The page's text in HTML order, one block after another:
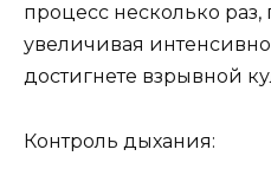
процесс несколько раз,
увеличивая
достигнете взрывной
Контроль дыхания: